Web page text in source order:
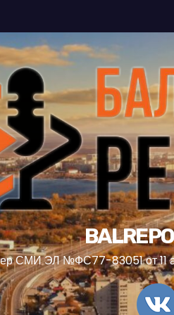
СМИ ЭЛ №ФС77-83051 от 11